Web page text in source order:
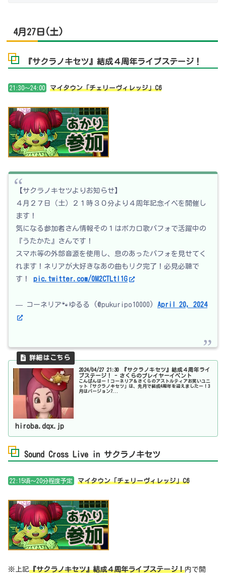
4月27日(土)
『サクラノキセツ』結成４周年ライブステージ！
21:30～24:00 マイタウン「チェリーヴィレッジ」C6
【サクラノキセツよりお知らせ】
４月２７日（土）２１時３０分より４周年記念イベを開催し
ます！
気になる参加者さん情報その１はボカロ歌パフォで活躍中の
『うたかた』さんです！
スマホ等の外部音源を使用し、息のあったパフォを見せてく
れます！ネリアが大好きなあの曲もリク完了！必見必聴で
す！ pic.twitter.com/0M2CTLtI1G
— コーネリア🐾ゆるる (@pukuripo10000) April 20, 2024
2024/04/27 21:30 『サクラノキセツ』結成４周年ライ
ブステージ！ - さくらのプレイヤーイベント
こんばんはー！コーネリア＆さくらのアストルティアお笑いユニ
ット「サクラノキセツ」は、先月で結成4周年を迎えましたー！3
月はバージョン7...
hiroba.dqx.jp
Sound Cross Live in サクラノキセツ
22:15頃～20分程度予定 マイタウン「チェリーヴィレッジ」C6
※上記『サクラノキセツ』結成４周年ライブステージ！内で開